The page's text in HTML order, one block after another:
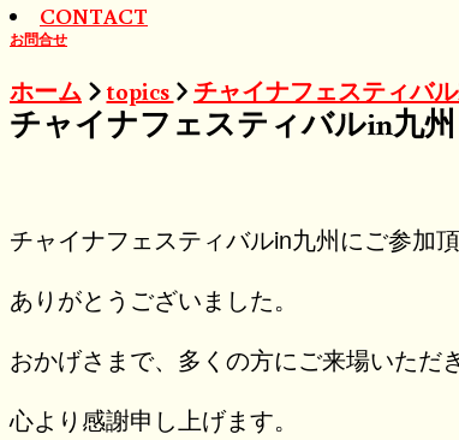
CONTACT
お問合せ
ホーム topics チャイナフェスティバ
チャイナフェスティバルin九州
チャイナフェスティバルin九州にご参加
ありがとうございました。
おかげさまで、多くの方にご来場いただ
心より感謝申し上げます。